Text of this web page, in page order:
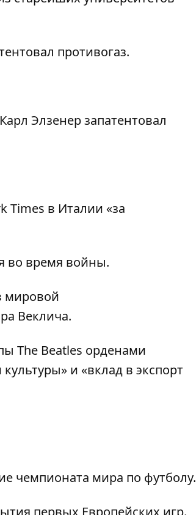
противогаз.
Элзенер запатентовал
Times в Италии «за
во время войны.
мировой
Веклича.
The Beatles орденами
и «вклад в экспорт
чемпионата мира по футболу.